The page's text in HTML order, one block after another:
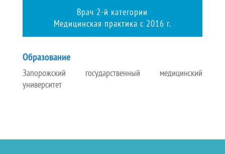
Врач 2-й категории
Медицинская практика с 2016 г.
Образование
Запорожский государственный медицинский
университет